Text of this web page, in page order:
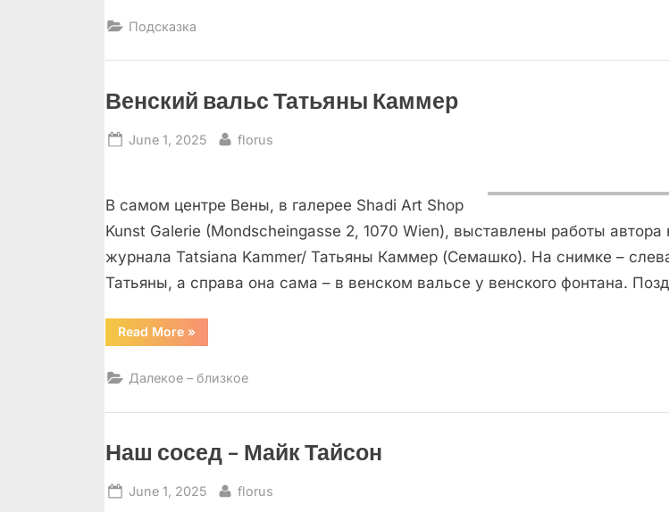
Подсказка
Венский вальс Татьяны Каммер
Posted
June 1, 2025 By
florus
В самом центре Вены, в галерее Shadi Art Shop
Kunst Galerie (Mondscheingasse 2, 1070 Wien), выставлены работы автора
журнала Tatsiana Kammer/ Татьяны Каммер (Семашко). На снимке –
Татьяны, а справа она сама – в венском вальсе у венского фонтана.
Read More“Венский
вальс
»
Далекое – близкое
Наш сосед – Майк Тайсон
Posted
June 1, 2025 By
florus